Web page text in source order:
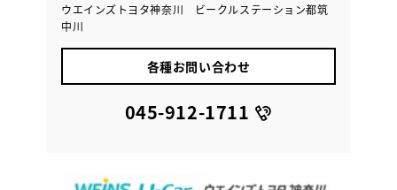
ウエインズトヨタ神奈川 ビークルステーション都筑
中川
各種お問い合わせ
045-912-1711